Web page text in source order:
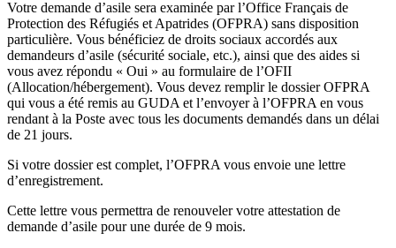
Votre demande d’asile sera examinée par l’Office Français de
Protection des Réfugiés et Apatrides (OFPRA) sans disposition
particulière. Vous bénéficiez de droits sociaux accordés aux
demandeurs d’asile (sécurité sociale, etc.), ainsi que des aides si
vous avez répondu « Oui » au formulaire de l’OFII
(Allocation/hébergement). Vous devez remplir le dossier OFPRA
qui vous a été remis au GUDA et l’envoyer à l’OFPRA en vous
rendant à la Poste avec tous les documents demandés dans un délai
de 21 jours.
Si votre dossier est complet, l’OFPRA vous envoie une lettre
d’enregistrement.
Cette lettre vous permettra de renouveler votre attestation de
demande d’asile pour une durée de 9 mois.